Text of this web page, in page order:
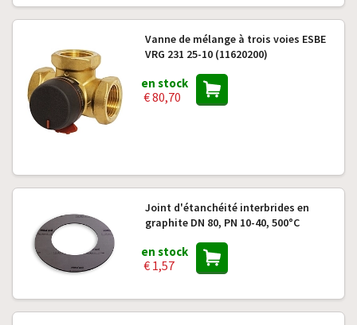
Vanne de mélange à trois voies ESBE
VRG 231 25-10 (11620200)
en stock
€ 80,70
Joint d'étanchéité interbrides en
graphite DN 80, PN 10-40, 500°C
en stock
€ 1,57